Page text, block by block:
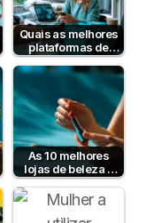
Quais as melhores
plataformas de
pagamento em
Portugal em 2026?
As 10 melhores
lojas de beleza e
cosmética online
em Portugal